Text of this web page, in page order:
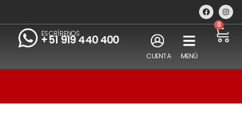
ESCRÍBENOS
+51 919 440 400
CUENTA MENÚ
0